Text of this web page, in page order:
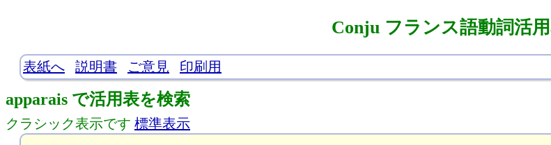
Conju フランス語動詞活
表紙へ 説明書 ご意見 印刷用
apparais で活用表を検索
クラシック表示です 標準表示